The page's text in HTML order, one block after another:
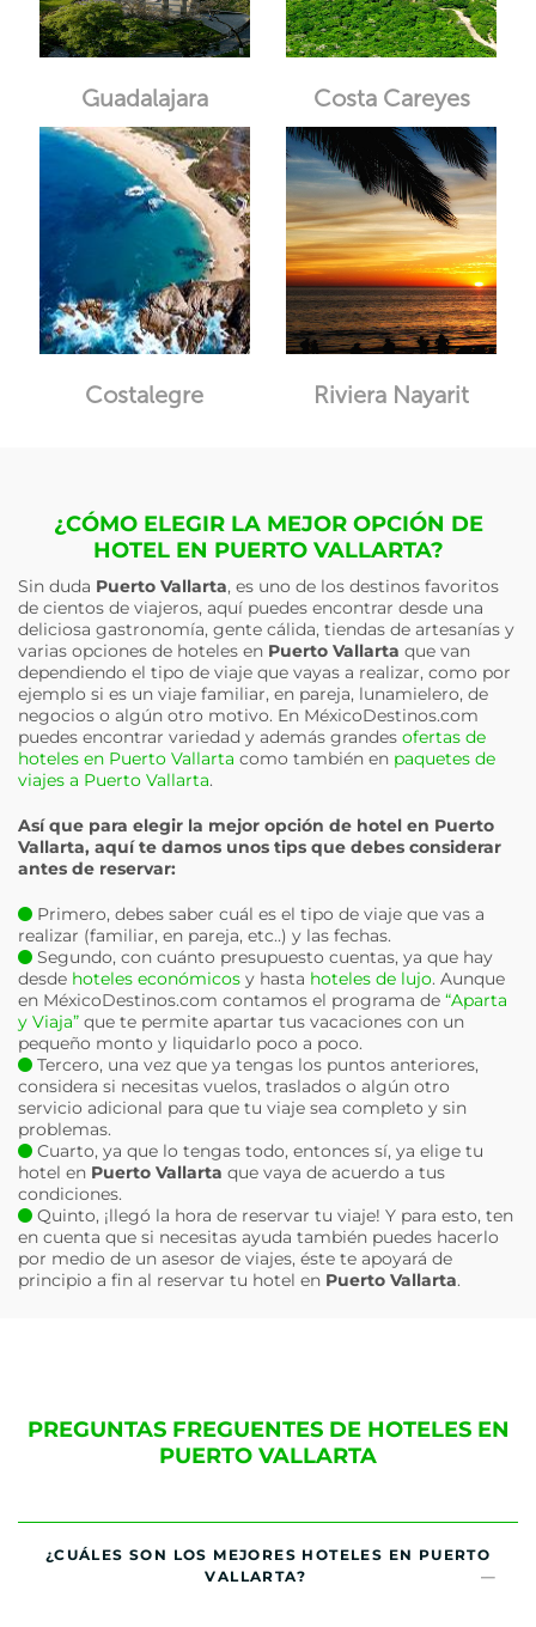
Guadalajara Costa Careyes
Costalegre Riviera Nayarit
¿CÓMO ELEGIR LA MEJOR OPCIÓN DE
HOTEL EN PUERTO VALLARTA?
Sin duda Puerto Vallarta, es uno de los destinos favoritos
de cientos de viajeros, aquí puedes encontrar desde una
deliciosa gastronomía, gente cálida, tiendas de artesanías y
varias opciones de hoteles en Puerto Vallarta que van
dependiendo el tipo de viaje que vayas a realizar, como por
ejemplo si es un viaje familiar, en pareja, lunamielero, de
negocios o algún otro motivo. En MéxicoDestinos.com
puedes encontrar variedad y además grandes ofertas de
hoteles en Puerto Vallarta como también en paquetes de
viajes a Puerto Vallarta.
Así que para elegir la mejor opción de hotel en Puerto
Vallarta, aquí te damos unos tips que debes considerar
antes de reservar:
Primero, debes saber cuál es el tipo de viaje que vas a
realizar (familiar, en pareja, etc..) y las fechas.
Segundo, con cuánto presupuesto cuentas, ya que hay
desde hoteles económicos y hasta hoteles de lujo. Aunque
en MéxicoDestinos.com contamos el programa de “Aparta
y Viaja” que te permite apartar tus vacaciones con un
pequeño monto y liquidarlo poco a poco.
Tercero, una vez que ya tengas los puntos anteriores,
considera si necesitas vuelos, traslados o algún otro
servicio adicional para que tu viaje sea completo y sin
problemas.
Cuarto, ya que lo tengas todo, entonces sí, ya elige tu
hotel en Puerto Vallarta que vaya de acuerdo a tus
condiciones.
Quinto, ¡llegó la hora de reservar tu viaje! Y para esto, ten
en cuenta que si necesitas ayuda también puedes hacerlo
por medio de un asesor de viajes, éste te apoyará de
principio a fin al reservar tu hotel en Puerto Vallarta.
PREGUNTAS FREGUENTES DE HOTELES EN
PUERTO VALLARTA
¿CUÁLES SON LOS MEJORES HOTELES EN PUERTO
VALLARTA?